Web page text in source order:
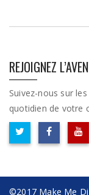
REJOIGNEZ
Suivez-nous sur
quotidien de votre
©2017 Make Me